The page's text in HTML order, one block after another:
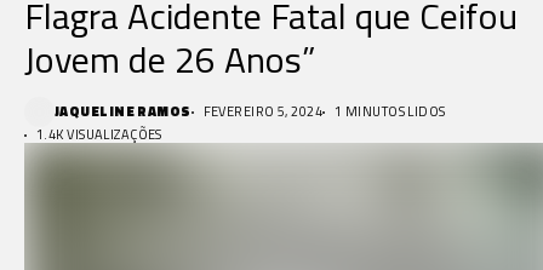
Flagra Acidente Fatal que Ceifou
Jovem de 26 Anos”
JAQUELINE RAMOS FEVEREIRO 5, 2024
1 MINUTOS LIDOS
1.4K VISUALIZAÇÕES